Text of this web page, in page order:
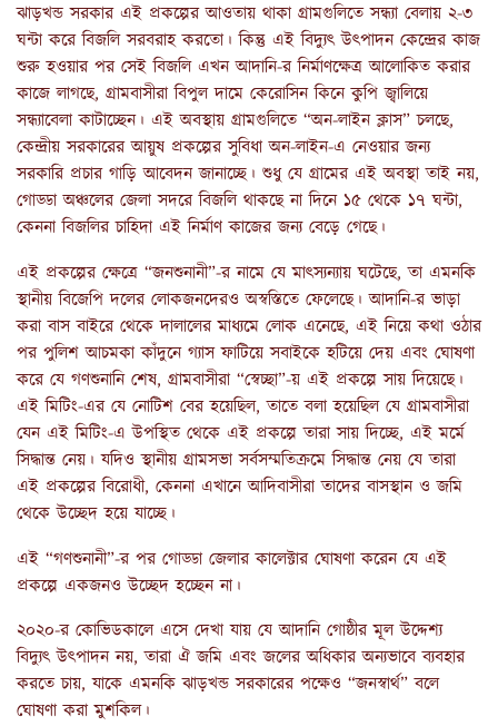
ঝাড়খন্ড সরকার এই প্রকল্পের আওতায় থাকা গ্রামগুলিতে সন্ধ্যা বেলায় ২-৩
ঘন্টা করে বিজলি সরবরাহ করতো। কিন্তু এই বিদ্যুৎ উৎপাদন কেন্দ্রের কাজ
শুরু হওয়ার পর সেই বিজলি এখন আদানি-র নির্মাণক্ষেত্র আলোকিত করার
কাজে লাগছে, গ্রামবাসীরা বিপুল দামে কেরোসিন কিনে কুপি জ্বালিয়ে
সন্ধ্যাবেলা কাটাচ্ছেন। এই অবস্থায় গ্রামগুলিতে “অন-লাইন ক্লাস” চলছে,
কেন্দ্রীয় সরকারের আয়ুষ প্রকল্পের সুবিধা অন-লাইন-এ নেওয়ার জন্য
সরকারি প্রচার গাড়ি আবেদন জানাচ্ছে। শুধু যে গ্রামের এই অবস্থা তাই নয়,
গোড্ডা অঞ্চলের জেলা সদরে বিজলি থাকছে না দিনে ১৫ থেকে ১৭ ঘন্টা,
কেননা বিজলির চাহিদা এই নির্মাণ কাজের জন্য বেড়ে গেছে।
এই প্রকল্পের ক্ষেত্রে “জনশুনানী”-র নামে যে মাৎস্যন্যায় ঘটেছে, তা এমনকি
স্থানীয় বিজেপি দলের লোকজনদেরও অস্বস্তিতে ফেলেছে। আদানি-র ভাড়া
করা বাস বাইরে থেকে দালালের মাধ্যমে লোক এনেছে, এই নিয়ে কথা ওঠার
পর পুলিশ আচমকা কাঁদুনে গ্যাস ফাটিয়ে সবাইকে হটিয়ে দেয় এবং ঘোষণা
করে যে গণশুনানি শেষ, গ্রামবাসীরা “স্বেচ্ছা”-য় এই প্রকল্পে সায় দিয়েছে।
এই মিটিং-এর যে নোটিশ বের হয়েছিল, তাতে বলা হয়েছিল যে গ্রামবাসীরা
যেন এই মিটিং-এ উপস্থিত থেকে এই প্রকল্পে তারা সায় দিচ্ছে, এই মর্মে
সিদ্ধান্ত নেয়। যদিও স্থানীয় গ্রামসভা সর্বসম্মতিক্রমে সিদ্ধান্ত নেয় যে তারা
এই প্রকল্পের বিরোধী, কেননা এখানে আদিবাসীরা তাদের বাসস্থান ও জমি
থেকে উচ্ছেদ হয়ে যাচ্ছে।
এই “গণশুনানী”-র পর গোড্ডা জেলার কালেক্টার ঘোষণা করেন যে এই
প্রকল্পে একজনও উচ্ছেদ হচ্ছেন না।
২০২০-র কোভিডকালে এসে দেখা যায় যে আদানি গোষ্ঠীর মূল উদ্দেশ্য
বিদ্যুৎ উৎপাদন নয়, তারা ঐ জমি এবং জলের অধিকার অন্যভাবে ব্যবহার
করতে চায়, যাকে এমনকি ঝাড়খন্ড সরকারের পক্ষেও “জনস্বার্থ” বলে
ঘোষণা করা মুশকিল।